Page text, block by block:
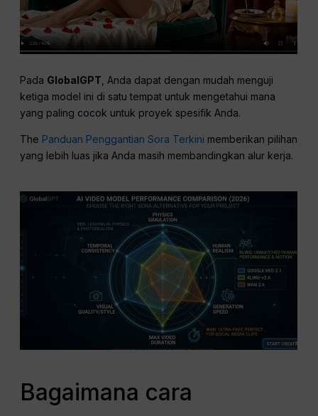
Pada GlobalGPT , Anda dapat dengan mudah menguji
ketiga model ini di satu tempat untuk mengetahui mana
yang paling cocok untuk proyek spesifik Anda.
The Panduan Penggantian Sora Terkini memberikan pilihan
yang lebih luas jika Anda masih membandingkan alur kerja.
Bagaimana cara